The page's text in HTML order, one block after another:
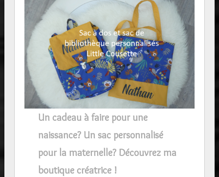
Un cadeau à faire pour une
naissance? Un sac personnalisé
pour la maternelle? Découvrez ma
boutique créatrice !